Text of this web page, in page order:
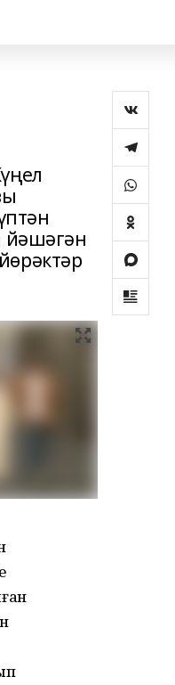
йәшәгән